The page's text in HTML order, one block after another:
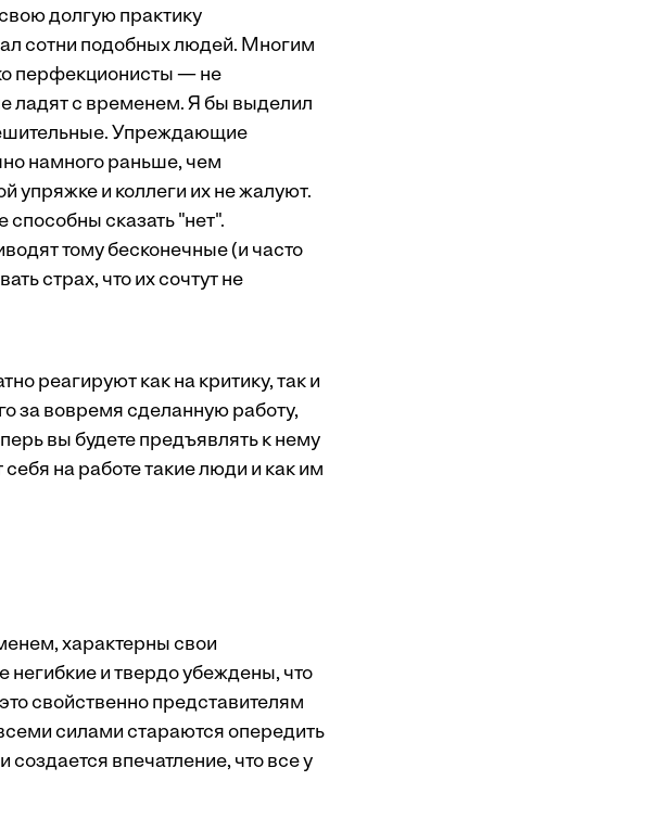
долгую практику
сотни подобных людей. Многим
перфекционисты — не
ладят с временем. Я бы выделил
Упреждающие
намного раньше, чем
упряжке и коллеги их не жалуют.
сказать "нет".
тому бесконечные (и часто
страх, что их сочтут не
реагируют как на критику, так и
за вовремя сделанную работу,
вы будете предъявлять к нему
на работе такие люди и как им
характерны свои
негибкие и твердо убеждены, что
свойственно представителям
силами стараются опередить
впечатление, что все у